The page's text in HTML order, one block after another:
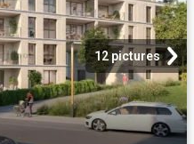
12 pictures